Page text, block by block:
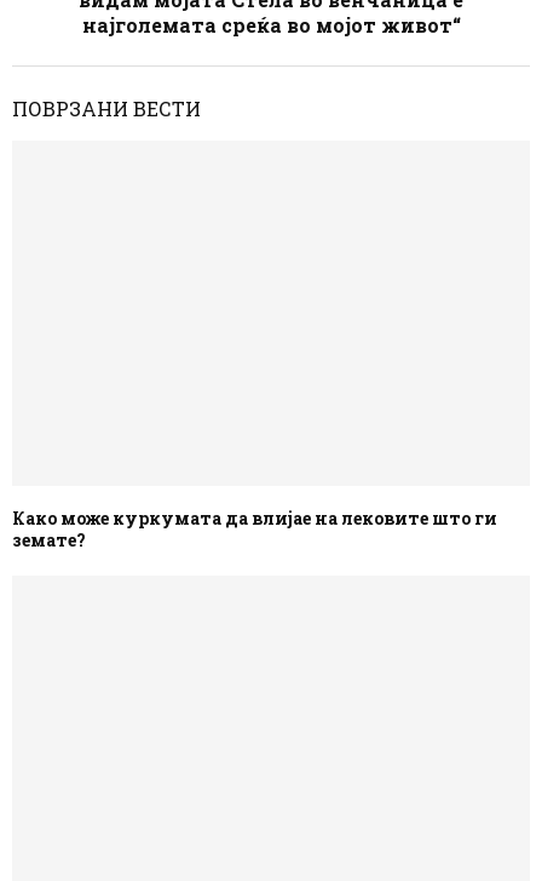
најголемата среќа во мојот живот“
ПОВРЗАНИ ВЕСТИ
Како може куркумата да влијае на лековите што ги
земате?